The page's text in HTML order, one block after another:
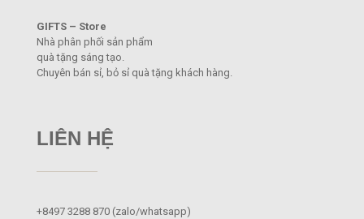
GIFTS – Store
Nhà phân phối sản phẩm
quà tặng sáng tạo.
Chuyên bán sỉ, bỏ sỉ quà tặng khách hàng.
LIÊN HỆ
+8497 3288 870 (zalo/whatsapp)